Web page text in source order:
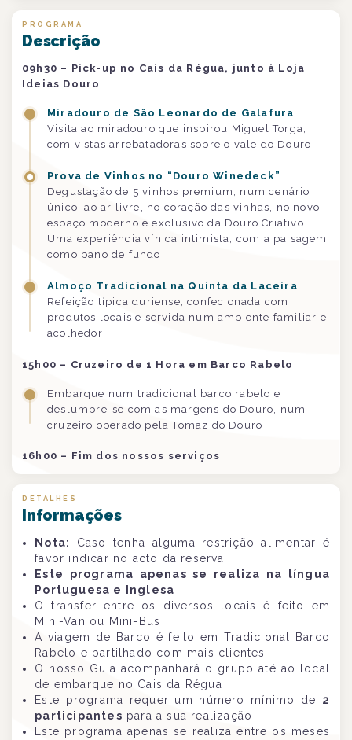
PROGRAMA
Descrição
09h30 – Pick-up no Cais da Régua, junto à Loja
Ideias Douro
Miradouro de São Leonardo de Galafura
Visita ao miradouro que inspirou Miguel Torga,
com vistas arrebatadoras sobre o vale do Douro
Prova de Vinhos no “Douro Winedeck”
Degustação de 5 vinhos premium, num cenário
único: ao ar livre, no coração das vinhas, no novo
espaço moderno e exclusivo da Douro Criativo.
Uma experiência vínica intimista, com a paisagem
como pano de fundo
Almoço Tradicional na Quinta da Laceira
Refeição típica duriense, confecionada com
produtos locais e servida num ambiente familiar e
acolhedor
15h00 – Cruzeiro de 1 Hora em Barco Rabelo
Embarque num tradicional barco rabelo e
deslumbre-se com as margens do Douro, num
cruzeiro operado pela Tomaz do Douro
16h00 – Fim dos nossos serviços
DETALHES
Informações
Nota:
Caso tenha alguma restrição alimentar é
favor indicar no acto da reserva
Este programa apenas se realiza na língua
Portuguesa e Inglesa
O transfer entre os diversos locais é feito em
Mini-Van ou Mini-Bus
A viagem de Barco é feito em Tradicional Barco
Rabelo e partilhado com mais clientes
O nosso Guia acompanhará o grupo até ao local
de embarque no Cais da Régua
Este programa requer um número mínimo de 2
participantes para a sua realização
Este programa apenas se realiza entre os meses